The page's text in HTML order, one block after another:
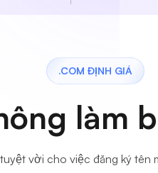
.COM ĐỊNH GIÁ
làm
vời cho việc đăng ký tên